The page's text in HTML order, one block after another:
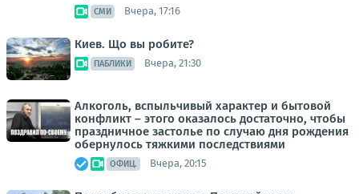
СМИ Вчера, 17:16
Киев. Що вы робите?
ПАБЛИКИ Вчера, 21:30
Алкоголь, вспыльчивый характер и бытовой
конфликт – этого оказалось достаточно, чтобы
праздничное застолье по случаю дня рождения
обернулось тяжкими последствиями
ОФИЦ. Вчера, 20:15